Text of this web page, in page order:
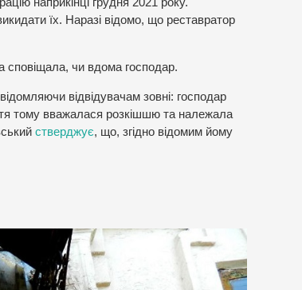
наприкінці грудня 2021 року.
їх. Наразі відомо, що реставратор
чи вдома господар.
відвідувачам зовні: господар
тому вважалася розкішшю та належала
стверджує, що, згідно відомим йому